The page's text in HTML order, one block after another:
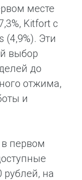
месте
Kitfort с
(4,9%). Эти
выбор
до
отжима,
и
первом
на